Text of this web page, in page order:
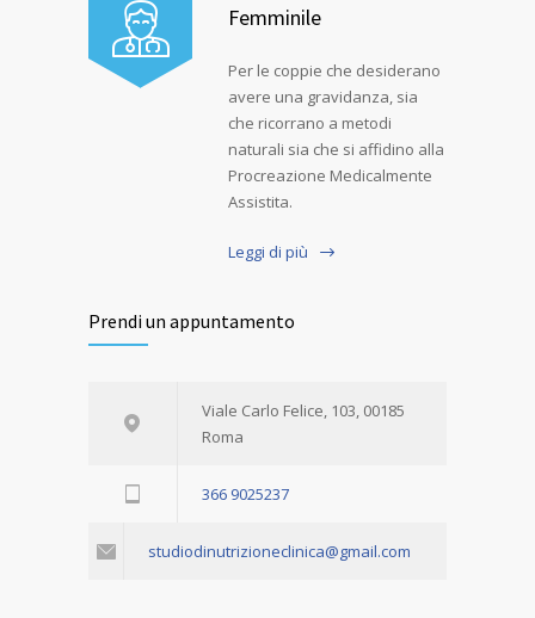
Femminile
Per le coppie che desiderano
avere una gravidanza, sia
che ricorrano a metodi
naturali sia che si affidino alla
Procreazione Medicalmente
Assistita.
Leggi di più
Prendi un appuntamento
Viale Carlo Felice, 103, 00185
Roma
366 9025237
studiodinutrizioneclinica@gmail.com